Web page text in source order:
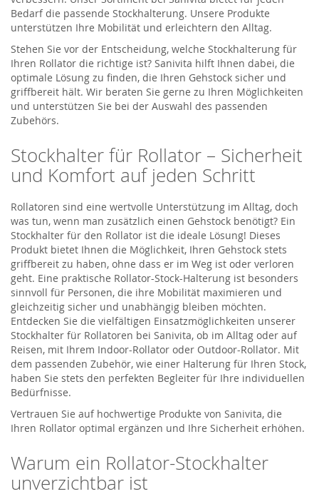
Bedarf die passende Stockhalterung. Unsere Produkte
unterstützen Ihre Mobilität und erleichtern den Alltag.
Stehen Sie vor der Entscheidung, welche Stockhalterung für
Ihren Rollator die richtige ist? Sanivita hilft Ihnen dabei, die
optimale Lösung zu finden, die Ihren Gehstock sicher und
griffbereit hält. Wir beraten Sie gerne zu Ihren Möglichkeiten
und unterstützen Sie bei der Auswahl des passenden
Zubehörs.
Stockhalter für Rollator – Sicherheit
und Komfort auf jeden Schritt
Rollatoren sind eine wertvolle Unterstützung im Alltag, doch
was tun, wenn man zusätzlich einen Gehstock benötigt? Ein
Stockhalter für den Rollator ist die ideale Lösung! Dieses
Produkt bietet Ihnen die Möglichkeit, Ihren Gehstock stets
griffbereit zu haben, ohne dass er im Weg ist oder verloren
geht. Eine praktische Rollator-Stock-Halterung ist besonders
sinnvoll für Personen, die ihre Mobilität maximieren und
gleichzeitig sicher und unabhängig bleiben möchten.
Entdecken Sie die vielfältigen Einsatzmöglichkeiten unserer
Stockhalter für Rollatoren bei Sanivita, ob im Alltag oder auf
Reisen, mit Ihrem Indoor-Rollator oder Outdoor-Rollator. Mit
dem passenden Zubehör, wie einer Halterung für Ihren Stock,
haben Sie stets den perfekten Begleiter für Ihre individuellen
Bedürfnisse.
Vertrauen Sie auf hochwertige Produkte von Sanivita, die
Ihren Rollator optimal ergänzen und Ihre Sicherheit erhöhen.
Warum ein Rollator-Stockhalter
unverzichtbar ist